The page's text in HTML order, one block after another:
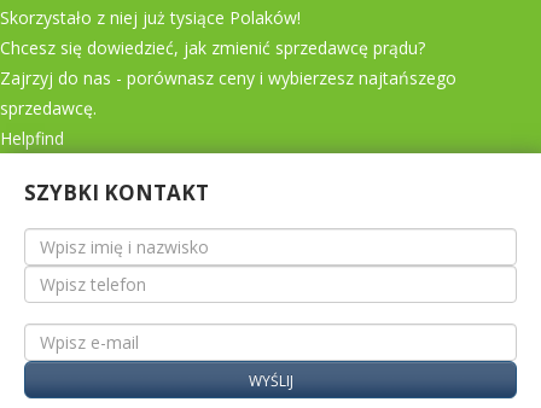
Skorzystało z niej już tysiące Polaków!
Chcesz się dowiedzieć, jak zmienić sprzedawcę prądu?
Zajrzyj do nas - porównasz ceny i wybierzesz najtańszego
sprzedawcę.
Helpfind
SZYBKI KONTAKT
WYŚLIJ